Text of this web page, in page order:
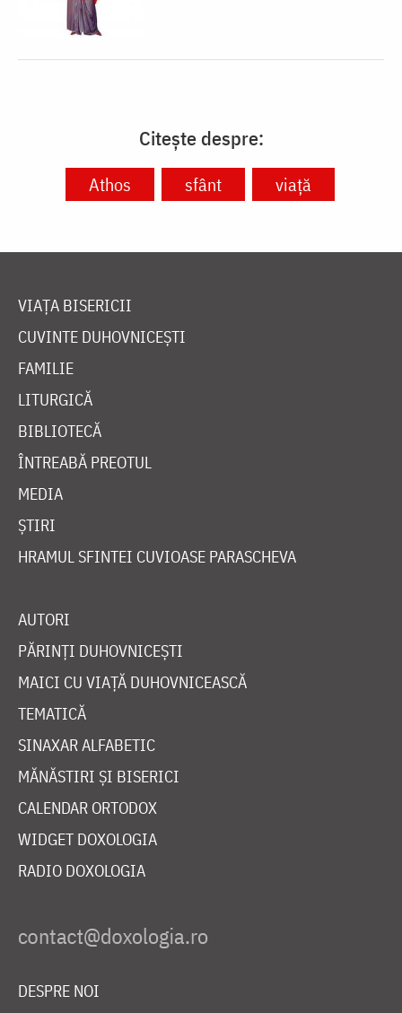
Citește despre:
Athos sfânt viață
VIAȚA BISERICII
CUVINTE DUHOVNICEȘTI
FAMILIE
LITURGICĂ
BIBLIOTECĂ
ÎNTREABĂ PREOTUL
MEDIA
ȘTIRI
HRAMUL SFINTEI CUVIOASE PARASCHEVA
AUTORI
PĂRINȚI DUHOVNICEȘTI
MAICI CU VIAȚĂ DUHOVNICEASCĂ
TEMATICĂ
SINAXAR ALFABETIC
MĂNĂSTIRI ȘI BISERICI
CALENDAR ORTODOX
WIDGET DOXOLOGIA
RADIO DOXOLOGIA
DESPRE NOI